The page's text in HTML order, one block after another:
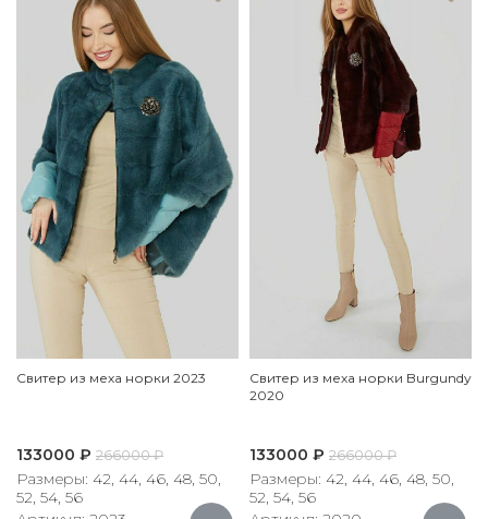
Свитер из меха норки 2023
133000 ₽ 266000₽
Размеры: 42, 44, 46, 48, 50,
52, 54, 56
Свитер из меха норки Burgundy
2020
133000 ₽ 266000₽
Размеры: 42, 44, 46, 48, 50,
52, 54, 56